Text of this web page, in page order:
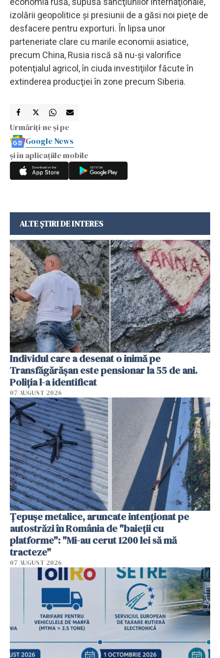
izolării geopolitice şi presiunii de a găsi noi pieţe de
desfacere pentru exporturi. În lipsa unor
parteneriate clare cu marile economii asiatice,
precum China, Rusia riscă să nu-şi valorifice
potenţialul agricol, în ciuda investiţiilor făcute în
extinderea producţiei în zone precum Siberia.
Urmăriți-ne și pe
Google News
și în aplicațiile mobile
ALTE ȘTIRI DE INTERES
Individul care a desenat o inimă pe
Transfăgărășan este pensionar la 55 de ani.
Poliția l-a identificat
07 AUGUST 2026
Țepușe metalice, aruncate intenționat pe
autostrăzi în România de "baieții cu
platforme": "Mi-au cerut 1200 lei să mă
tracteze"
07 AUGUST 2026